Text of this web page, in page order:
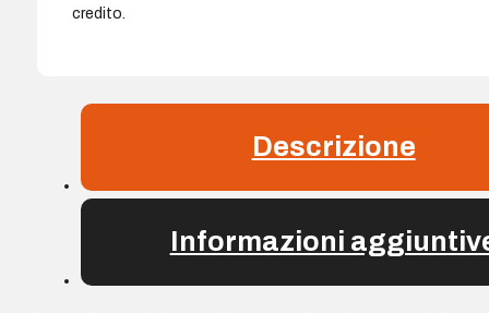
Colore
credito.
Descrizione
Informazioni